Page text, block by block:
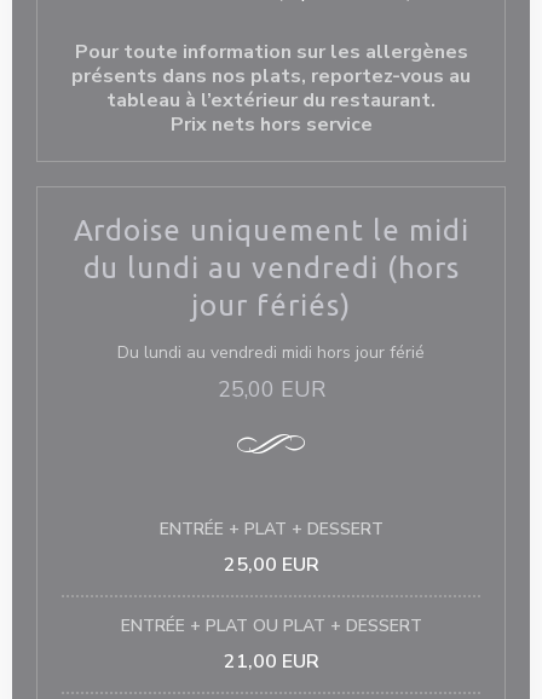
Pour toute information sur les allergènes
présents dans nos plats, reportez-vous au
tableau à l’extérieur du restaurant.
Prix nets hors service
Ardoise uniquement le midi
du lundi au vendredi (hors
jour fériés)
Du lundi au vendredi midi hors jour férié
25,00 EUR
ENTRÉE + PLAT + DESSERT
25,00 EUR
ENTRÉE + PLAT OU PLAT + DESSERT
21,00 EUR